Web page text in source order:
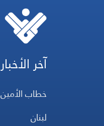
آخر الأخبار
خطاب الأمين
لبنان